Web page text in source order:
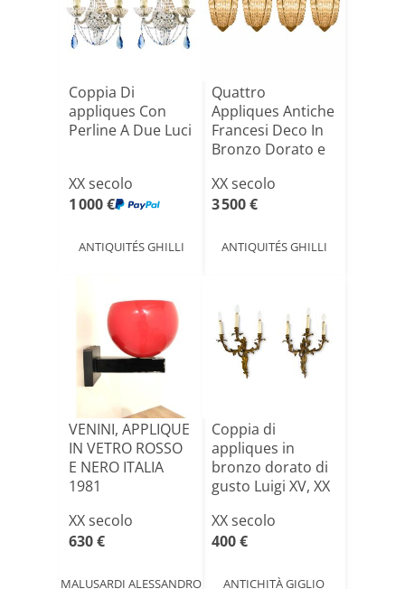
Coppia Di
appliques Con
Perline A Due Luci
XX secolo
1 000 €
ANTIQUITÉS GHILLI
Quattro
Appliques Antiche
Francesi Deco In
Bronzo Dorato e
XX secolo
3 500 €
ANTIQUITÉS GHILLI
VENINI, APPLIQUE
IN VETRO ROSSO
E NERO ITALIA
1981
XX secolo
630 €
MALUSARDI ALESSANDRO
Coppia di
appliques in
bronzo dorato di
gusto Luigi XV, XX
XX secolo
400 €
ANTICHITÀ GIGLIO